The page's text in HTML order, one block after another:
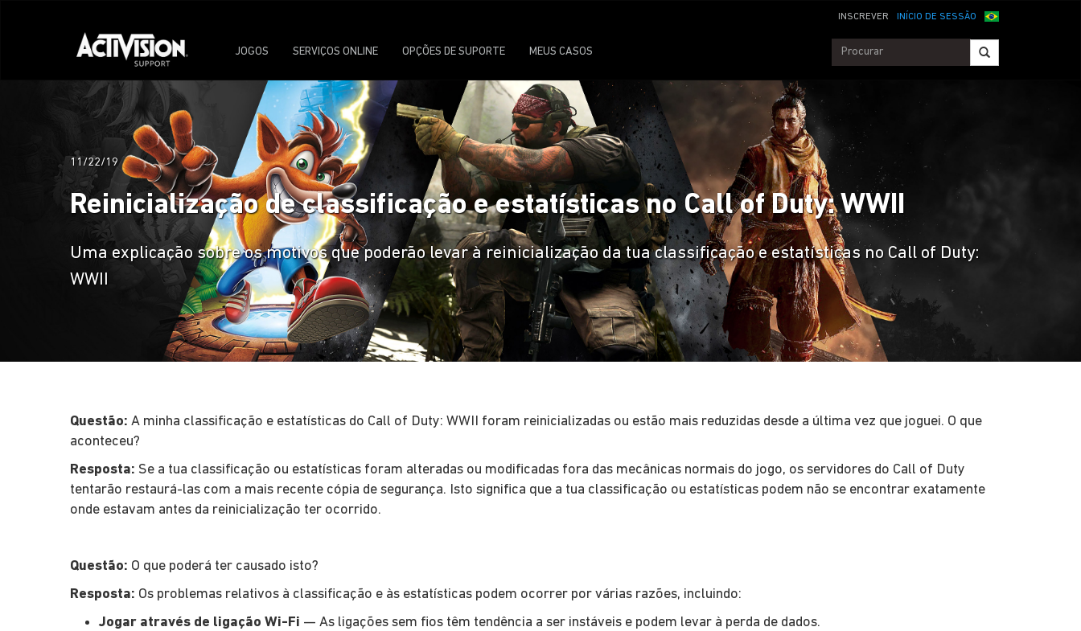
INÍCIO DE SESSÃO
INSCREVER
JOGOS SERVIÇOS ONLINE OPÇÕES DE SUPORTE MEUS CASOS
11/22/19
Reinicialização de classificação e estatísticas no Call of Duty: WWII
Uma explicação sobre os motivos que poderão levar à reinicialização da tua classificação e estatísticas no Call of Duty:
WWII
Questão: A minha classificação e estatísticas do Call of Duty: WWII foram reinicializadas ou estão mais reduzidas desde a última vez que joguei. O que
aconteceu?
Resposta: Se a tua classificação ou estatísticas foram alteradas ou modificadas fora das mecânicas normais do jogo, os servidores do Call of Duty
tentarão restaurá-las com a mais recente cópia de segurança. Isto significa que a tua classificação ou estatísticas podem não se encontrar exatamente
onde estavam antes da reinicialização ter ocorrido.
Questão: O que poderá ter causado isto?
Resposta: Os problemas relativos à classificação e às estatísticas podem ocorrer por várias razões, incluindo:
Jogar através de ligação Wi-Fi — As ligações sem fios têm tendência a ser instáveis e podem levar à perda de dados.